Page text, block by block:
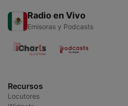
Radio en Vivo
Emisoras y Podcasts
Recursos
Locutores